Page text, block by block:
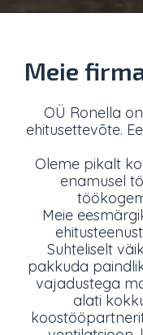
Meie
OÜ Ronella
ehitusettevõte.
Oleme pikalt
enamusel
Meie
Suhteliselt
pakkuda
vajadustega
alati